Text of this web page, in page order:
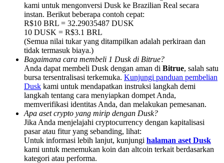
Deposit CASHCAT & Win
Share 500000 CASHCAT prize pool
Exclusive for BitMart Users
kami untuk mengonversi Dusk ke Brazilian Real secara
instan. Berikut beberapa contoh cepat:
R$10 BRL = 32.29035487 DUSK
10 DUSK = R$3.1 BRL
(Semua nilai tukar yang ditampilkan adalah perkiraan dan
tidak termasuk biaya.)
Bagaimana cara membeli 1 Dusk di Bitrue?
Anda dapat membeli Dusk dengan aman di Bitrue, salah satu
bursa tersentralisasi terkemuka. Kunjungi panduan pembelian
Dusk kami untuk mendapatkan instruksi langkah demi
langkah tentang cara menyiapkan dompet Anda,
memverifikasi identitas Anda, dan melakukan pemesanan.
Apa aset crypto yang mirip dengan Dusk?
Jika Anda menjelajahi cryptocurrency dengan kapitalisasi
pasar atau fitur yang sebanding, lihat:
Untuk informasi lebih lanjut, kunjungi halaman aset Dusk
kami untuk menemukan koin dan altcoin terkait berdasarkan
kategori atau performa.